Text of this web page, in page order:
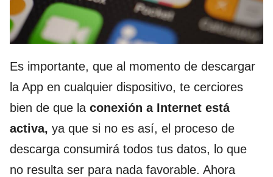
Es importante, que al momento de descargar
la App en cualquier dispositivo, te cerciores
bien de que la conexión a Internet está
activa, ya que si no es así, el proceso de
descarga consumirá todos tus datos, lo que
no resulta ser para nada favorable. Ahora